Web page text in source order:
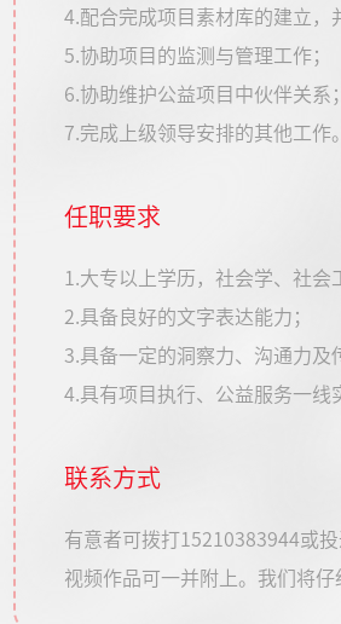
4.配合完成项目素材库的建立，
5.协助项目的监测与管理工作；
6.协助维护公益项目中伙伴关系；
7.完成上级领导安排的其他工作。
任职要求
1.大专以上学历，社会学、社会
2.具备良好的文字表达能力；
3.具备一定的洞察力、沟通力及
4.具有项目执行、公益服务一线
联系方式
有意者可拨打15210383944或
视频作品可一并附上。我们将